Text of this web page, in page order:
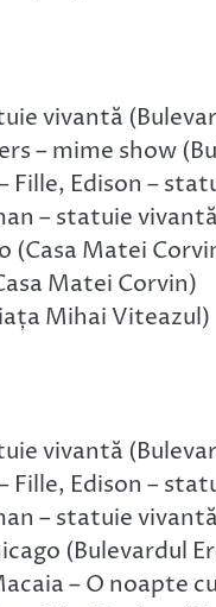
vivantă
– mime show
Fille, Edison –
– statuie
(Casa Matei
Matei Corvin)
Mihai Viteazul)
vivantă
Fille, Edison –
– statuie
(Bulevardul
– O noapte